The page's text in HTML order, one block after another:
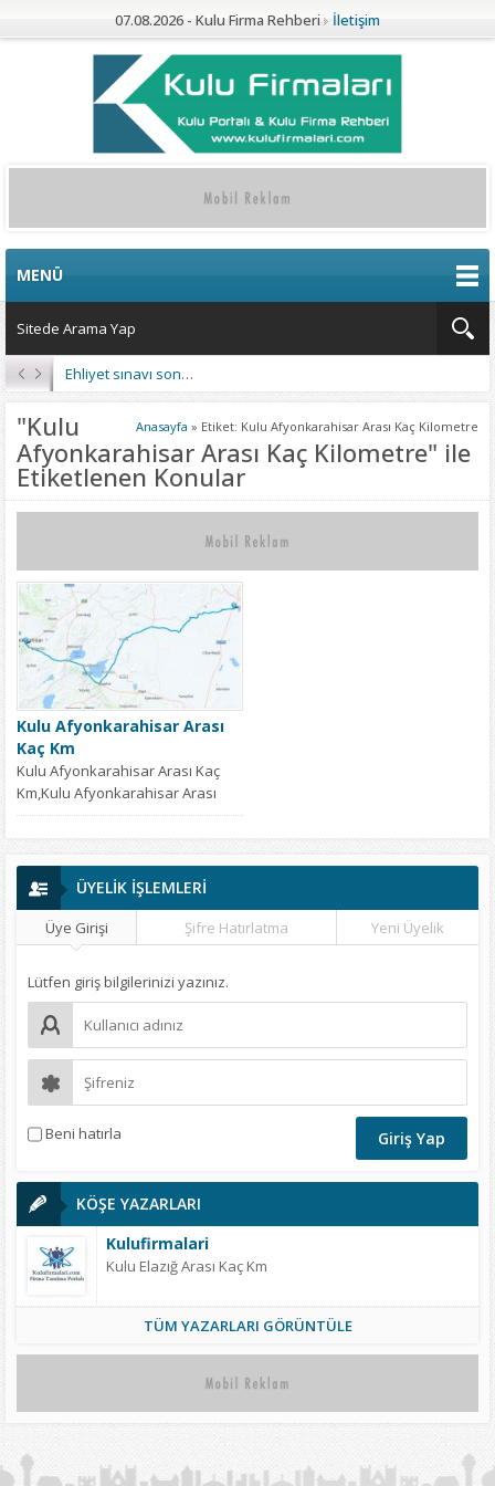
07.08.2026 - Kulu Firma Rehberi İletişim
MENÜ
Ehliyet sınavı sonuçları açıklandı
Anasayfa » Etiket: Kulu Afyonkarahisar Arası Kaç Kilometre
"Kulu
Afyonkarahisar Arası Kaç Kilometre" ile
Etiketlenen Konular
Kulu Afyonkarahisar Arası
Kaç Km
Kulu Afyonkarahisar Arası Kaç
Km,Kulu Afyonkarahisar Arası
Nasıl Gidilir,Kulu Afyonkarahisar
Arası Yol Tarifi,Kulu
Afyonkarahisar Arası...
ÜYELİK İŞLEMLERİ
Üye Girişi Şifre Hatırlatma Yeni Üyelik
Lütfen giriş bilgilerinizi yazınız.
Beni hatırla
KÖŞE YAZARLARI
Kulufirmalari
Kulu Elazığ Arası Kaç Km
TÜM YAZARLARI GÖRÜNTÜLE